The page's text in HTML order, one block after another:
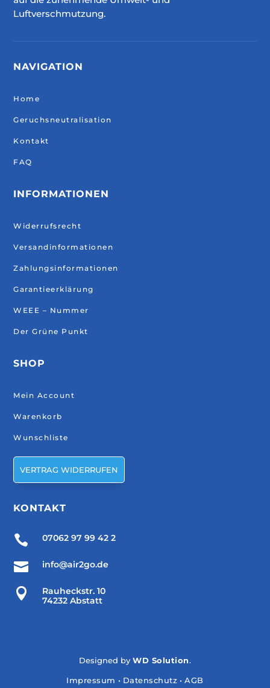
Luftverschmutzung.
NAVIGATION
Home
Geruchsneutralisation
Kontakt
FAQ
INFORMATIONEN
Widerrufsrecht
Versandinformationen
Zahlungsinformationen
Garantieerklärung
WEEE – Nummer
Der Grüne Punkt
SHOP
Mein Account
Warenkorb
Wunschliste
VERTRAG WIDERRUFEN
KONTAKT
 07062 97 99 42 2
 info@air2go.de

Rauheckstr. 10
74232 Abstatt
Designed byWD Solution.
Impressum • Datenschutz • AGB